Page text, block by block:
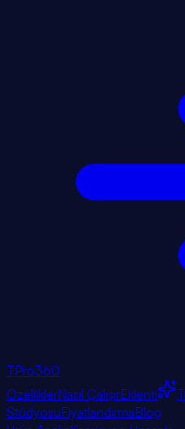
TPro360
ÖzelliklerNasıl ÇalışırEklenti
StüdyosuFiyatlandırmaBlog